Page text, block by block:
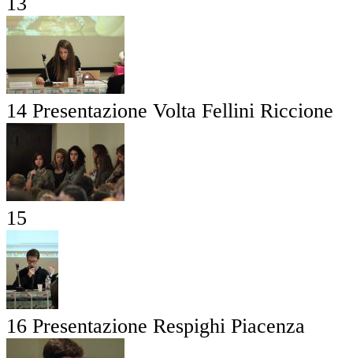
14 Presentazione Volta Fellini Riccione
15
16 Presentazione Respighi Piacenza